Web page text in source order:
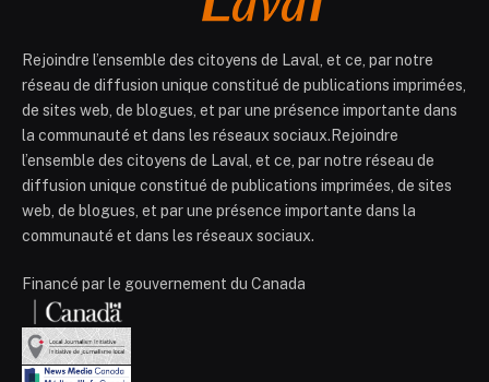
Rejoindre l’ensemble des citoyens de Laval, et ce, par notre
réseau de diffusion unique constitué de publications imprimées,
de sites web, de blogues, et par une présence importante dans
la communauté et dans les réseaux sociaux.Rejoindre
l’ensemble des citoyens de Laval, et ce, par notre réseau de
diffusion unique constitué de publications imprimées, de sites
web, de blogues, et par une présence importante dans la
communauté et dans les réseaux sociaux.
Financé par le gouvernement du Canada